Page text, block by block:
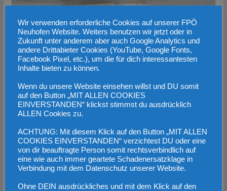
U-Ausschuss: ÖVP verhindert wertvolle
Aufdeckungsarbeit mit
22. Januar 2023
Wir verwenden erforderliche Cookies auf unserer FPÖ
Neuhofen Website. Weiters benutzen wir jetzt oder in
Zukunft unter anderem aber auch Google Analytics und
andere Drittabieter Cookies (YouTube, Google Fonts,
Facebook Pixel, etc.), um die für dich interessantesten
Inhalte bieten zu können.
Wenn du unsere Website einsehen willst und DU somit
auf den Button „MIT ALLEN COOKIES
EINVERSTANDEN“ klickst stimmst du ausdrücklich
ALLEN Cookies zu.
ACHTUNG: Mit diesem Klick auf den Button „MIT ALLEN
COOKIES EINVERSTANDEN“ verzichtest DU oder eine
von dir beauftragte Person somit rechtsverbindlich auf
eine wie auch immer geartete Schadenersatzklage in
Verbindung mit dem Datenschutz unserer Website.
Ohne DEIN ausdrückliches und mit dem Klick auf den